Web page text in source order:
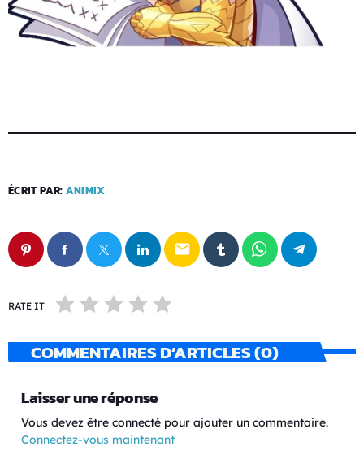
ÉCRIT PAR: ANIMIX
email
RATE IT
COMMENTAIRES D’ARTICLES (0)
Laisser une réponse
Vous devez être connecté pour ajouter un commentaire.
Connectez-vous maintenant